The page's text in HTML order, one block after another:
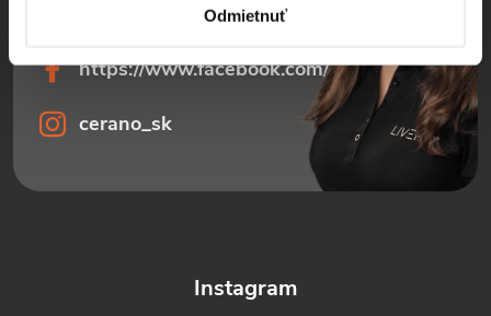
Odmietnuť
Instagram
+421 232 195 445
https://www.facebook.com/ceranosk
cerano_sk